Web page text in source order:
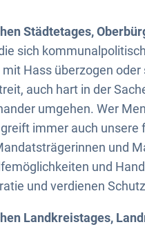
Städtetages,
sich
Hass überzogen
auch hart in der
umgehen. Wer
immer auch
und
und
und verdienen
Landkreistages,